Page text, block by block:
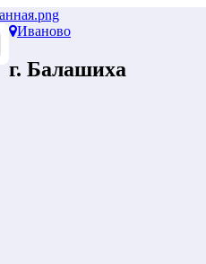
Иваново
г. Балашиха